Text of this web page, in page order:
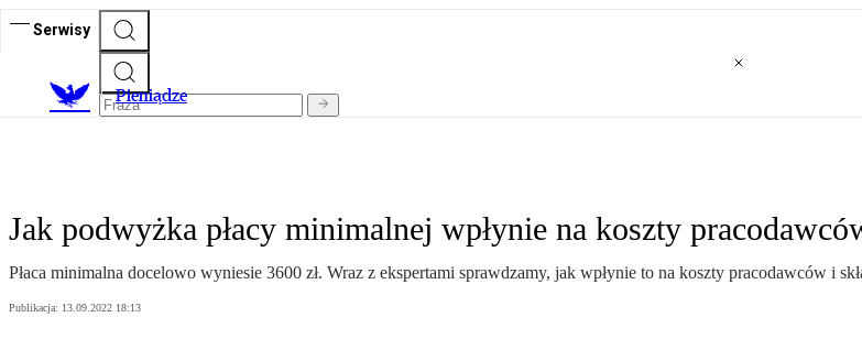
Serwisy
Pieniądze
Jak podwyżka płacy minimalnej wpłynie na koszty
Płaca minimalna docelowo wyniesie 3600 zł. Wraz z ekspertami sprawdzamy, jak wpłynie to na koszty pracodawców i
Publikacja: 13.09.2022 18:13